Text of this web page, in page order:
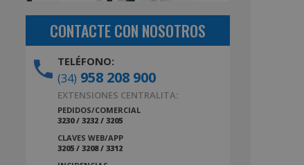
CONTACTE CON NOSOTROS
TELÉFONO:
(34) 958 208 900
EXTENSIONES CENTRALITA:
PEDIDOS/COMERCIAL
3230 / 3232 / 3205
CLAVES WEB/APP
3205 / 3208 / 3312